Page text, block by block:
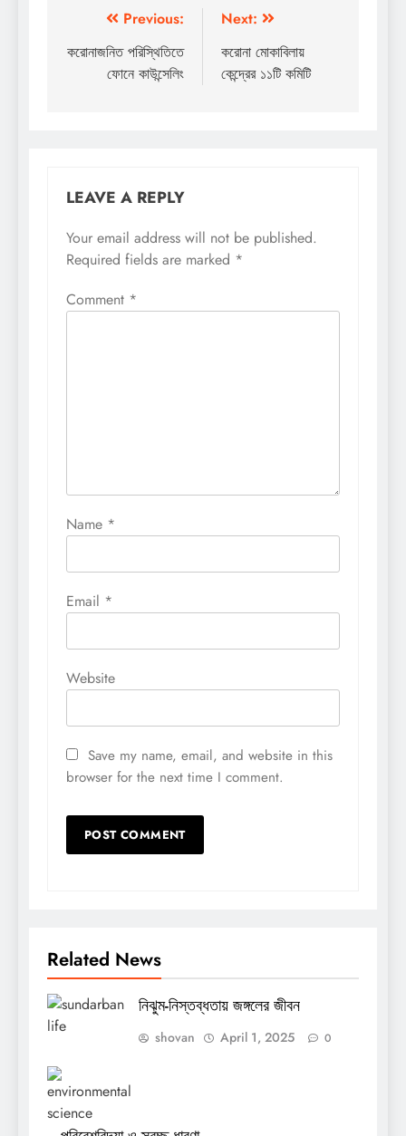
navigation
Previous:
করোনাজনিত পরিস্থিতিতে
ফোনে কাউন্সেলিং
Next:
করোনা মোকাবিলায়
কেন্দ্রের ১১টি কমিটি
LEAVE A REPLY
Your email address will not be published.
Required fields are marked *
Comment *
Name *
Email *
Website
Save my name, email, and website in this
browser for the next time I comment.
Related News
নিঝুম-নিস্তব্ধতায় জঙ্গলের জীবন
shovan April 1, 2025 0